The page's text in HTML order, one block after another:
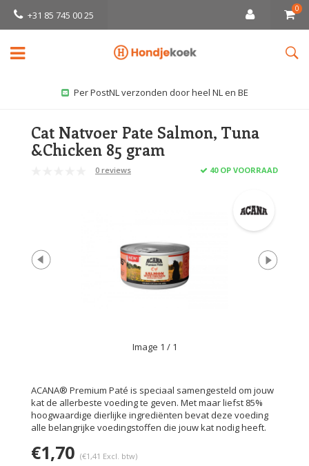
+31 85 745 00 25
0
Per PostNL verzonden door heel NL en BE
Cat Natvoer Pate Salmon, Tuna
&Chicken 85 gram
0 reviews 40 OP VOORRAAD
Image 1 / 1
ACANA® Premium Paté is speciaal samengesteld om jouw
kat de allerbeste voeding te geven. Met maar liefst 85%
hoogwaardige dierlijke ingrediënten bevat deze voeding
alle belangrijke voedingstoffen die jouw kat nodig heeft.
€1,70 (€1,41 Excl. btw)